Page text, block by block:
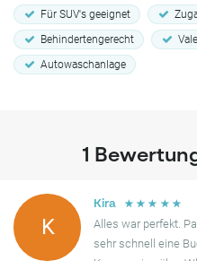
Für SUV's geeignet
Behindertengerecht
Autowaschanlage
1
K
Kira ☆ ☆ ☆ ☆ ☆
Alles war perfekt.
sehr schnell eine